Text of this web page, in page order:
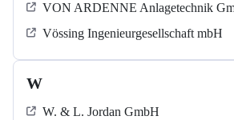
VON ARDENNE Anlagetechnik
Vössing Ingenieurgesellschaft mbH
W
W. & L. Jordan GmbH